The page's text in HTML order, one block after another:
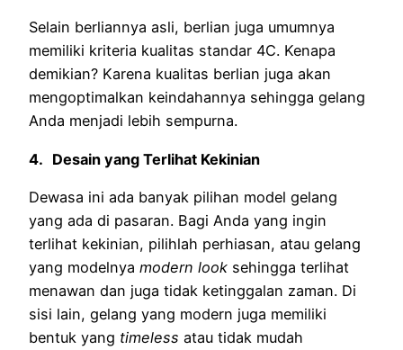
Selain berliannya asli, berlian juga umumnya
memiliki kriteria kualitas standar 4C. Kenapa
demikian? Karena kualitas berlian juga akan
mengoptimalkan keindahannya sehingga gelang
Anda menjadi lebih sempurna.
4. Desain yang Terlihat Kekinian
Dewasa ini ada banyak pilihan model gelang
yang ada di pasaran. Bagi Anda yang ingin
terlihat kekinian, pilihlah perhiasan, atau gelang
yang modelnya modern look sehingga terlihat
menawan dan juga tidak ketinggalan zaman. Di
sisi lain, gelang yang modern juga memiliki
bentuk yang timeless atau tidak mudah